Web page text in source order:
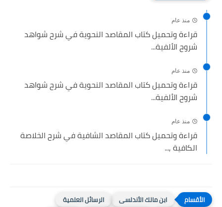
منذ عام
قراءة وتحميل كتاب المقاصد النحوية في شرح شواهد
شروح الألفية...
منذ عام
قراءة وتحميل كتاب المقاصد النحوية في شرح شواهد
شروح الألفية...
منذ عام
قراءة وتحميل كتاب المقاصد الشافية في شرح الخلاصة
الكافية ,...
ابن مالك الأندلسى
الرسائل العلمية